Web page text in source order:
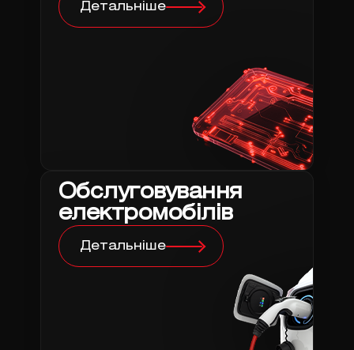
Детальніше
Обслуговування
електромобілів
Детальніше